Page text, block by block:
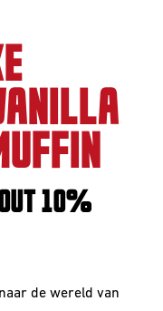
10%
de wereld van